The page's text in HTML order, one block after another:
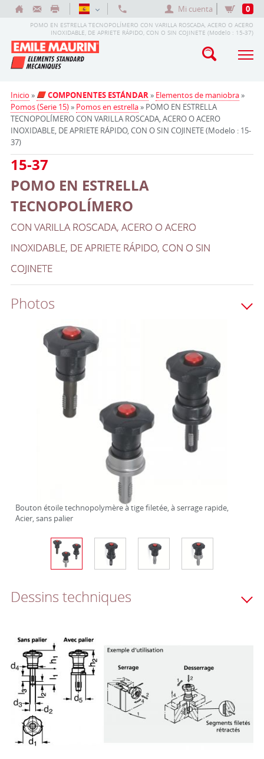
Mi cuenta 0
POMO EN ESTRELLA TECNOPOLÍMERO CON VARILLA ROSCADA, ACERO O ACERO
INOXIDABLE, DE APRIETE RÁPIDO, CON O SIN COJINETE (Modelo : 15-37)
Inicio » COMPONENTES ESTÁNDAR» Elementos de maniobra»
Pomos (Serie 15)» Pomos en estrella» POMO EN ESTRELLA
TECNOPOLÍMERO CON VARILLA ROSCADA, ACERO O ACERO
INOXIDABLE, DE APRIETE RÁPIDO, CON O SIN COJINETE (Modelo : 15-
37)
15-37
POMO EN ESTRELLA
TECNOPOLÍMERO
CON VARILLA ROSCADA, ACERO O ACERO
INOXIDABLE, DE APRIETE RÁPIDO, CON O SIN
COJINETE
Photos
Bouton étoile technopolymère à tige filetée, à serrage rapide,
Acier, sans palier
Dessins techniques